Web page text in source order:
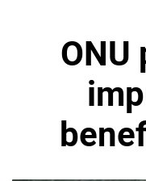
ONU